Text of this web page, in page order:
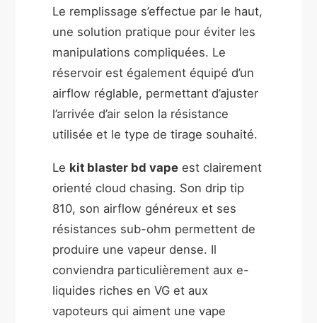
Le remplissage s’effectue par le haut,
une solution pratique pour éviter les
manipulations compliquées. Le
réservoir est également équipé d’un
airflow réglable, permettant d’ajuster
l’arrivée d’air selon la résistance
utilisée et le type de tirage souhaité.
Le kit blaster bd vape est clairement
orienté cloud chasing. Son drip tip
810, son airflow généreux et ses
résistances sub-ohm permettent de
produire une vapeur dense. Il
conviendra particulièrement aux e-
liquides riches en VG et aux
vapoteurs qui aiment une vape